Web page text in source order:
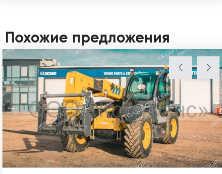
Похожие предложения